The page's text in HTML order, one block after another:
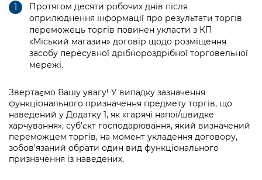
Протягом десяти робочих днів після
оприлюднення інформації про результати торгів
переможець торгів повинен укласти з КП
«Міський магазин» договір щодо розміщення
засобу пересувної дрібнороздрібної торговельної
мережі.
Звертаємо Вашу увагу! У випадку зазначення
функціонального призначення предмету торгів, що
наведений у Додатку 1, як «гарячі напої/швидке
харчування», суб’єкт господарювання, який визначений
переможцем торгів, на момент укладення договору,
зобов’язаний обрати один вид функціонального
призначення із наведених.